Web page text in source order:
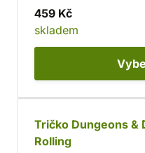
459 Kč
skladem
Tričko Dungeons &
Rolling